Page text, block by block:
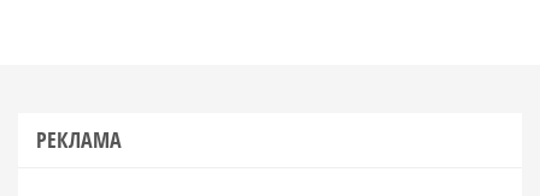
РЕКЛАМА